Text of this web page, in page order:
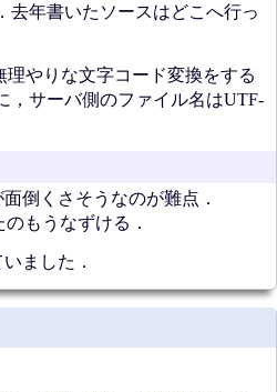
去年書いたソースはどこへ行っ
理やりな文字コード変換をする
，サーバ側のファイル名はUTF-
倒くさそうなのが難点．
もうなずける．
ました．